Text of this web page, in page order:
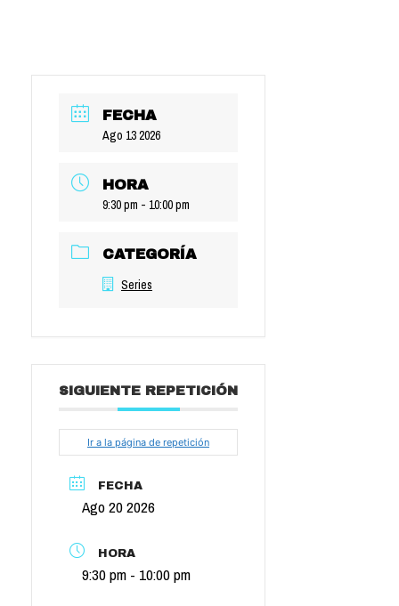
FECHA
Ago 13 2026
HORA
9:30 pm - 10:00 pm
CATEGORÍA
Series
SIGUIENTE REPETICIÓN
Ir a la página de repetición
FECHA
Ago 20 2026
HORA
9:30 pm - 10:00 pm